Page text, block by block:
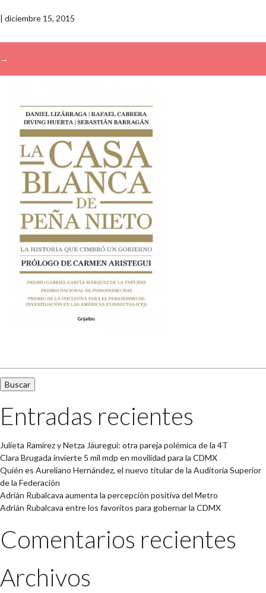
| diciembre 15, 2015
→
Entradas recientes
Julieta Ramírez y Netza Jáuregui: otra pareja polémica de la 4T
Clara Brugada invierte 5 mil mdp en movilidad para la CDMX
Quién es Aureliano Hernández, el nuevo titular de la Auditoría Superior
de la Federación
Adrián Rubalcava aumenta la percepción positiva del Metro
Adrián Rubalcava entre los favoritos para gobernar la CDMX
Comentarios recientes
Archivos